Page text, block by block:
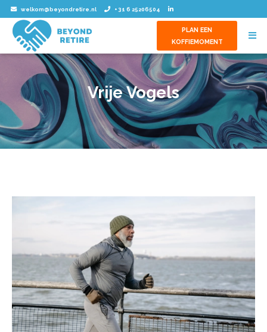
welkom@beyondretire.nl + 31 6 25206504
PLAN EEN
KOFFIEMOMENT
Vrije Vogels